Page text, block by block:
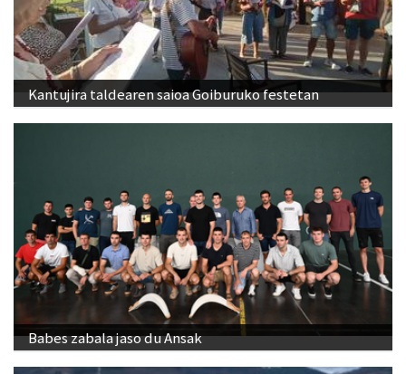
Kantujira taldearen saioa Goiburuko festetan
Babes zabala jaso du Ansak